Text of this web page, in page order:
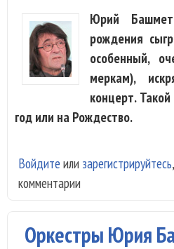
Юрий
рождения
особенный,
меркам),
концерт.
год или на Рождество.
Войдите или зарегистрируйтесь
комментарии
Оркестры Юрия